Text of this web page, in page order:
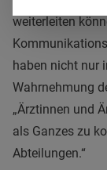
weiterleiten
haben nicht nur
Wahrnehmung
„Ärztinnen und
als Ganzes zu
Abteilungen.“